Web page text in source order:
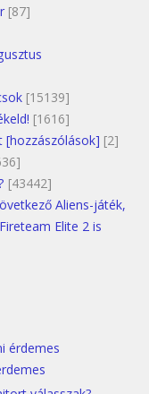
[87]
[15139]
[1616]
[hozzászólások] [2]
[43442]
Aliens-játék,
Elite 2 is